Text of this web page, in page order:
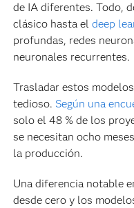
de IA diferentes. Todo,
clásico hasta el deep
profundas, redes
neuronales recurrentes.
Trasladar estos
tedioso. Según una
solo el 48 % de los
se necesitan ocho
la producción.
Una diferencia notable
desde cero y los